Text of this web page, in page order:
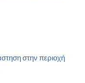
στην περιοχή